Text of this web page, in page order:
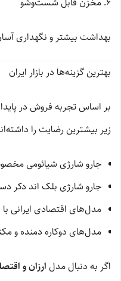
بهداشت بیشتر و نگهداری
بهترین گزینه‌ها در بازار ایران
بر اساس تجربه فروش در
زیر بیشترین رضایت را
جارو شارژی شیائومی
جارو شارژی بلک اند دکر
مدل‌های اقتصادی ایرانی با
مدل‌های دوکاره دمنده و
اگر به دنبال مدل ارزان و